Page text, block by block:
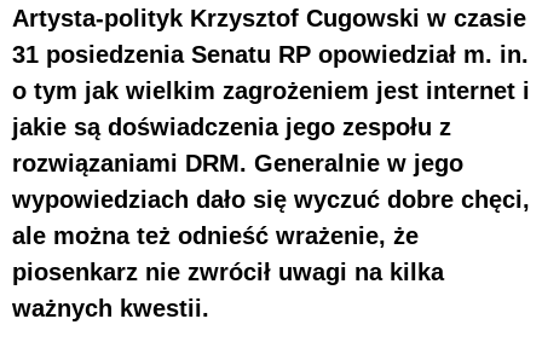
Artysta-polityk Krzysztof Cugowski w czasie
31 posiedzenia Senatu RP opowiedział m. in.
o tym jak wielkim zagrożeniem jest internet i
jakie są doświadczenia jego zespołu z
rozwiązaniami DRM. Generalnie w jego
wypowiedziach dało się wyczuć dobre chęci,
ale można też odnieść wrażenie, że
piosenkarz nie zwrócił uwagi na kilka
ważnych kwestii.